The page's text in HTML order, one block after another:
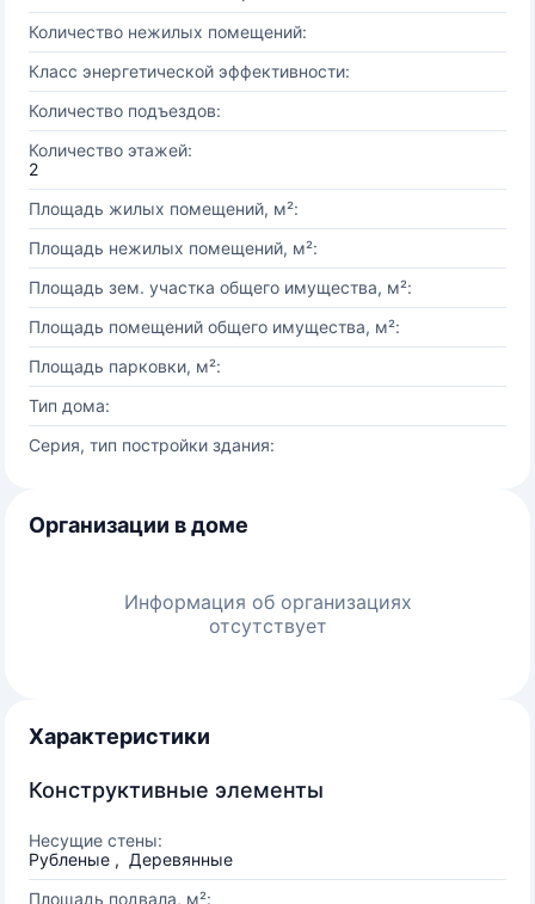
Количество нежилых помещений:
Класс энергетической эффективности:
Количество подъездов:
Количество этажей:
2
Площадь жилых помещений, м²:
Площадь нежилых помещений, м²:
Площадь зем. участка общего имущества, м²:
Площадь помещений общего имущества, м²:
Площадь парковки, м²:
Тип дома:
Серия, тип постройки здания:
Организации в доме
Информация об организациях
отсутствует
Характеристики
Конструктивные элементы
Несущие стены:
Рубленые , Деревянные
Площадь подвала, м²: